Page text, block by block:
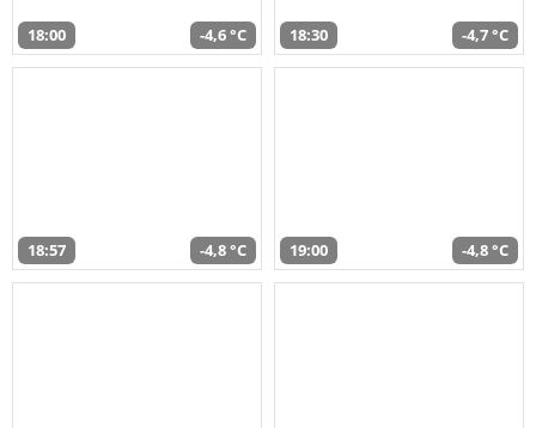
18:00 -4,6 °C 18:30 -4,7 °C
18:57 -4,8 °C 19:00 -4,8 °C